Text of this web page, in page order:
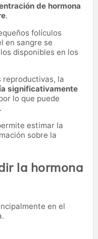
de hormona
.
folículos
en sangre se
disponibles en los
reproductivas, la
significativamente
lo que puede
estimar la
sobre la
la hormona
en el